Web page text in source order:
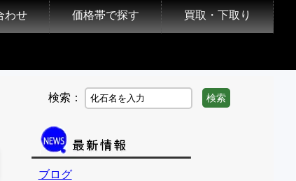
わせ 価格帯で探す 買取・下取り
検索： 検索
ブログ